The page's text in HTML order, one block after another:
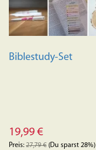
Biblestudy-Set
19,99 €
Preis: 27,79€ (Du sparst 28%)